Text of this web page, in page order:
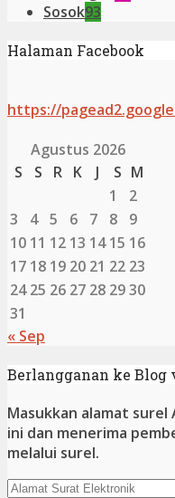
Sosok93
Halaman Facebook
https://
Agustus 2026
S
S R K J S M
1
2
3
4 5 6 7 8
9
10 11 12 13 14 15 16
17 18 19 20 21 22 23
24 25 26 27 28 2930
31
« Sep
Berlangganan ke Blog
Masukkan alamat
ini dan menerima
melalui surel.
Alamat